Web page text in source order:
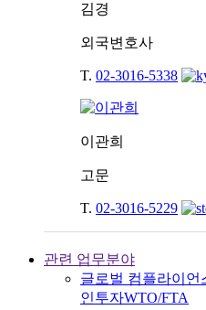
김경
외국변호사
T. 02-3016-5338
이관희
고문
T. 02-3016-5229
관련 업무분야
글로벌 컴플라이언
인투자WTO/FTA